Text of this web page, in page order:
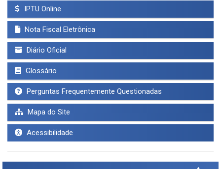
IPTU Online
Nota Fiscal Eletrônica
Diário Oficial
Glossário
Perguntas Frequentemente Questionadas
Mapa do Site
Acessibilidade